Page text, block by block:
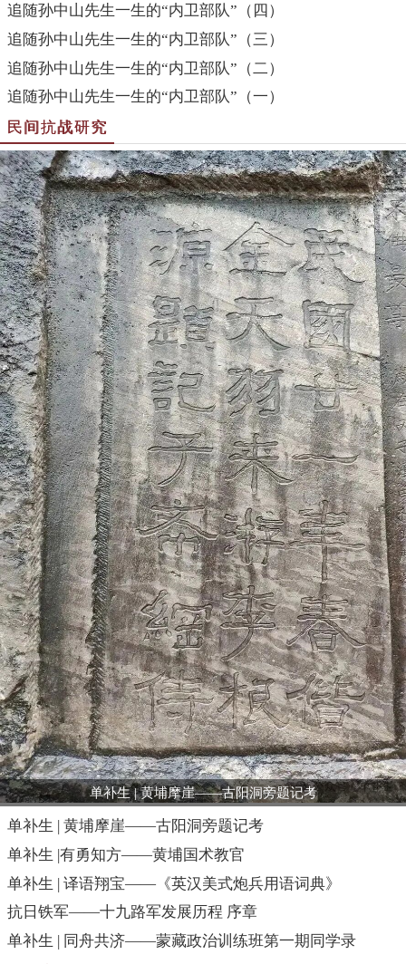
追随孙中山先生一生的“内卫部队”（四）
追随孙中山先生一生的“内卫部队”（三）
追随孙中山先生一生的“内卫部队”（二）
追随孙中山先生一生的“内卫部队”（一）
民间抗战研究
单补生 | 黄埔摩崖——古阳洞旁题记考
单补生 | 黄埔摩崖——古阳洞旁题记考
单补生 |有勇知方——黄埔国术教官
单补生 | 译语翔宝——《英汉美式炮兵用语词典》
抗日铁军——十九路军发展历程 序章
单补生 | 同舟共济——蒙藏政治训练班第一期同学录